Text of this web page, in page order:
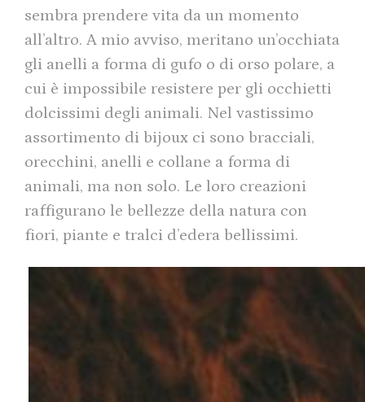
sembra prendere vita da un momento
all’altro. A mio avviso, meritano un’occhiata
gli anelli a forma di gufo o di orso polare, a
cui è impossibile resistere per gli occhietti
dolcissimi degli animali. Nel vastissimo
assortimento di bijoux ci sono bracciali,
orecchini, anelli e collane a forma di
animali, ma non solo. Le loro creazioni
raffigurano le bellezze della natura con
fiori, piante e tralci d’edera bellissimi.